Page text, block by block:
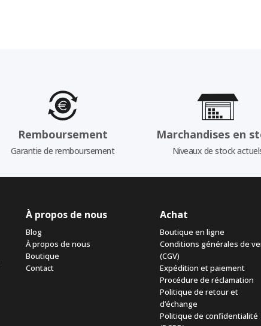
Remboursement
Garantie de remboursement
Marchandises en
Niveaux de stock
À propos de nous
Blog
À propos de nous
Boutique
Contact
Achat
Boutique en ligne
Conditions générales de
(CGV)
Expédition et paiement
Procédure de réclamation
Politique de retour et
d’échange
Politique de confidentialité